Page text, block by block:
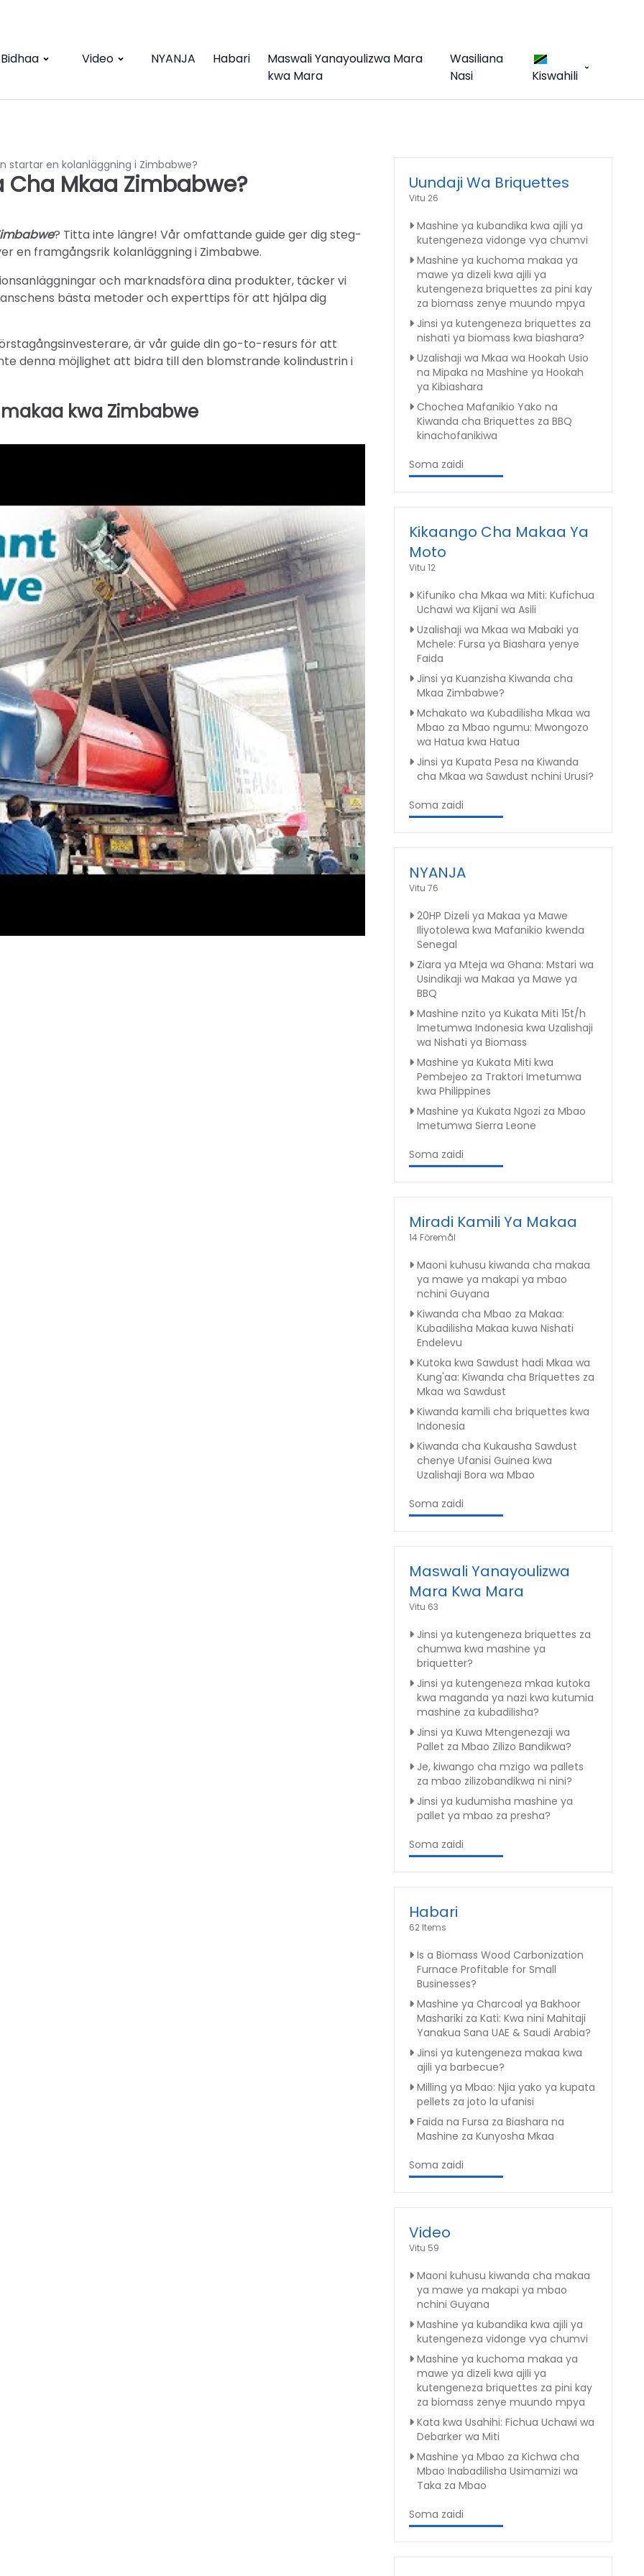
Bidhaa Video NYANJA Habari
Maswali Yanayoulizwa Mara
kwa Mara
Wasiliana
Nasi
Kiswahili
startar en kolanläggning i Zimbabwe?
Cha Mkaa Zimbabwe?
? Titta inte längre! Vår omfattande guide ger dig steg-
en framgångsrik kolanläggning i Zimbabwe.
och marknadsföra dina produkter, täcker vi
bästa metoder och experttips för att hjälpa dig
är vår guide din go-to-resurs för att
denna möjlighet att bidra till den blomstrande kolindustrin i
kwa Zimbabwe
Uundaji Wa Briquettes
Vitu 26
Mashine ya kubandika kwa ajili ya
kutengeneza vidonge vya chumvi
Mashine ya kuchoma makaa ya
mawe ya dizeli kwa ajili ya
kutengeneza briquettes za pini kay
za biomass zenye muundo mpya
Jinsi ya kutengeneza briquettes za
nishati ya biomass kwa biashara?
Uzalishaji wa Mkaa wa Hookah Usio
na Mipaka na Mashine ya Hookah
ya Kibiashara
Chochea Mafanikio Yako na
Kiwanda cha Briquettes za BBQ
kinachofanikiwa
Soma zaidi
Kikaango Cha Makaa Ya
Moto
Vitu 12
Kifuniko cha Mkaa wa Miti: Kufichua
Uchawi wa Kijani wa Asili
Uzalishaji wa Mkaa wa Mabaki ya
Mchele: Fursa ya Biashara yenye
Faida
Jinsi ya Kuanzisha Kiwanda cha
Mkaa Zimbabwe?
Mchakato wa Kubadilisha Mkaa wa
Mbao za Mbao ngumu: Mwongozo
wa Hatua kwa Hatua
Jinsi ya Kupata Pesa na Kiwanda
cha Mkaa wa Sawdust nchini Urusi?
Soma zaidi
NYANJA
Vitu 76
20HP Dizeli ya Makaa ya Mawe
Iliyotolewa kwa Mafanikio kwenda
Senegal
Ziara ya Mteja wa Ghana: Mstari wa
Usindikaji wa Makaa ya Mawe ya
BBQ
Mashine nzito ya Kukata Miti 15t/h
Imetumwa Indonesia kwa Uzalishaji
wa Nishati ya Biomass
Mashine ya Kukata Miti kwa
Pembejeo za Traktori Imetumwa
kwa Philippines
Mashine ya Kukata Ngozi za Mbao
Imetumwa Sierra Leone
Soma zaidi
Miradi Kamili Ya Makaa
14 Föremål
Maoni kuhusu kiwanda cha makaa
ya mawe ya makapi ya mbao
nchini Guyana
Kiwanda cha Mbao za Makaa:
Kubadilisha Makaa kuwa Nishati
Endelevu
Kutoka kwa Sawdust hadi Mkaa wa
Kung'aa: Kiwanda cha Briquettes za
Mkaa wa Sawdust
Kiwanda kamili cha briquettes kwa
Indonesia
Kiwanda cha Kukausha Sawdust
chenye Ufanisi Guinea kwa
Uzalishaji Bora wa Mbao
Soma zaidi
Maswali Yanayoulizwa
Mara Kwa Mara
Vitu 63
Jinsi ya kutengeneza briquettes za
chumwa kwa mashine ya
briquetter?
Jinsi ya kutengeneza mkaa kutoka
kwa maganda ya nazi kwa kutumia
mashine za kubadilisha?
Jinsi ya Kuwa Mtengenezaji wa
Pallet za Mbao Zilizo Bandikwa?
Je, kiwango cha mzigo wa pallets
za mbao zilizobandikwa ni nini?
Jinsi ya kudumisha mashine ya
pallet ya mbao za presha?
Soma zaidi
Habari
62 Items
Is a Biomass Wood Carbonization
Furnace Profitable for Small
Businesses?
Mashine ya Charcoal ya Bakhoor
Mashariki za Kati: Kwa nini Mahitaji
Yanakua Sana UAE & Saudi Arabia?
Jinsi ya kutengeneza makaa kwa
ajili ya barbecue?
Milling ya Mbao: Njia yako ya kupata
pellets za joto la ufanisi
Faida na Fursa za Biashara na
Mashine za Kunyosha Mkaa
Soma zaidi
Video
Vitu 59
Maoni kuhusu kiwanda cha makaa
ya mawe ya makapi ya mbao
nchini Guyana
Mashine ya kubandika kwa ajili ya
kutengeneza vidonge vya chumvi
Mashine ya kuchoma makaa ya
mawe ya dizeli kwa ajili ya
kutengeneza briquettes za pini kay
za biomass zenye muundo mpya
Kata kwa Usahihi: Fichua Uchawi wa
Debarker wa Miti
Mashine ya Mbao za Kichwa cha
Mbao Inabadilisha Usimamizi wa
Taka za Mbao
Soma zaidi